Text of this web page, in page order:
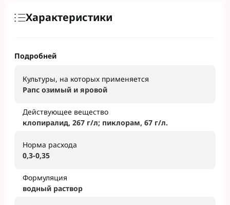
Характеристики
Подробней
Культуры, на которых применяется
Рапс озимый и яровой
Действующее вещество
клопиралид, 267 г/л; пиклорам, 67 г/л.
Норма расхода
0,3-0,35
Формуляция
водный раствор